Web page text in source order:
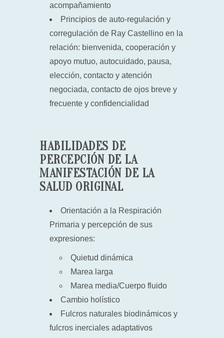
acompañamiento
Principios de auto-regulación y
corregulación de Ray Castellino en la
relación: bienvenida, cooperación y
apoyo mutuo, autocuidado, pausa,
elección, contacto y atención
negociada, contacto de ojos breve y
frecuente y confidencialidad
HABILIDADES DE
PERCEPCIÓN DE LA
MANIFESTACIÓN DE LA
SALUD ORIGINAL
Orientación a la Respiración
Primaria y percepción de sus
expresiones:
Quietud dinámica
Marea larga
Marea media/Cuerpo fluido
Cambio holístico
Fulcros naturales biodinámicos y
fulcros inerciales adaptativos